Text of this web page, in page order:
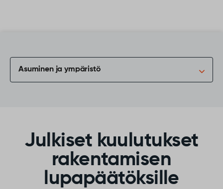
Asuminen ja ympäristö
Julkiset kuulutukset
rakentamisen
lupapäätöksille